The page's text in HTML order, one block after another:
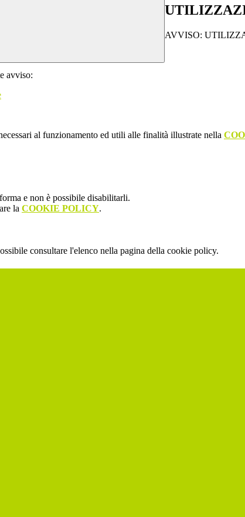
AVVISO:
avviso:
al funzionamento ed utili alle finalità illustrate nella
e non è possibile disabilitarli.
la COOKIE POLICY.
consultare l'elenco nella pagina della cookie policy.